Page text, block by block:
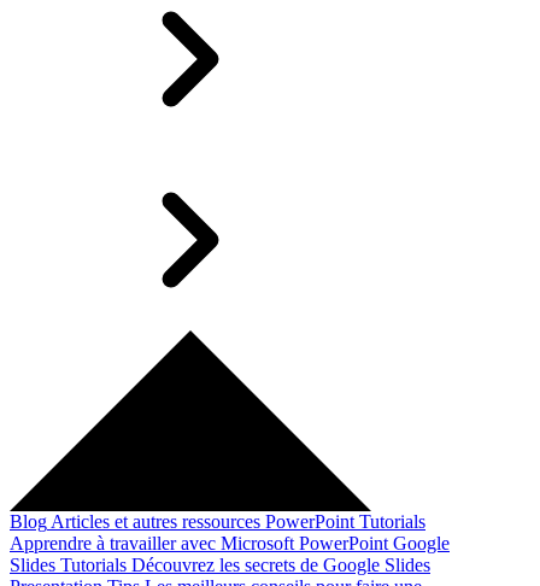
Blog Articles et autres ressources PowerPoint Tutorials
Apprendre à travailler avec Microsoft PowerPoint Google
Slides Tutorials Découvrez les secrets de Google Slides